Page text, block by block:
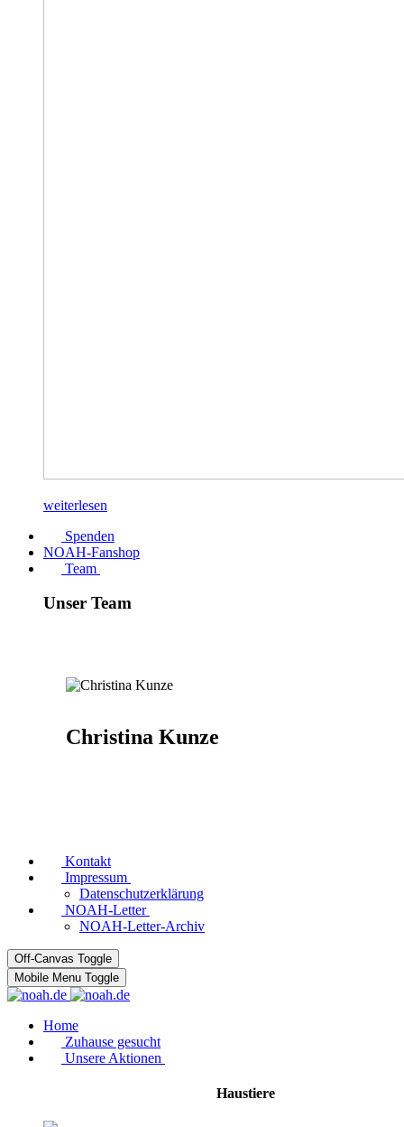
weiterlesen
Spenden
NOAH-Fanshop
Team
Unser Team
Christina Kunze
Kontakt
Impressum
Datenschutzerklärung
NOAH-Letter
NOAH-Letter-Archiv
Off-Canvas Toggle
Mobile Menu Toggle
Home
Zuhause gesucht
Unsere Aktionen
Haustiere